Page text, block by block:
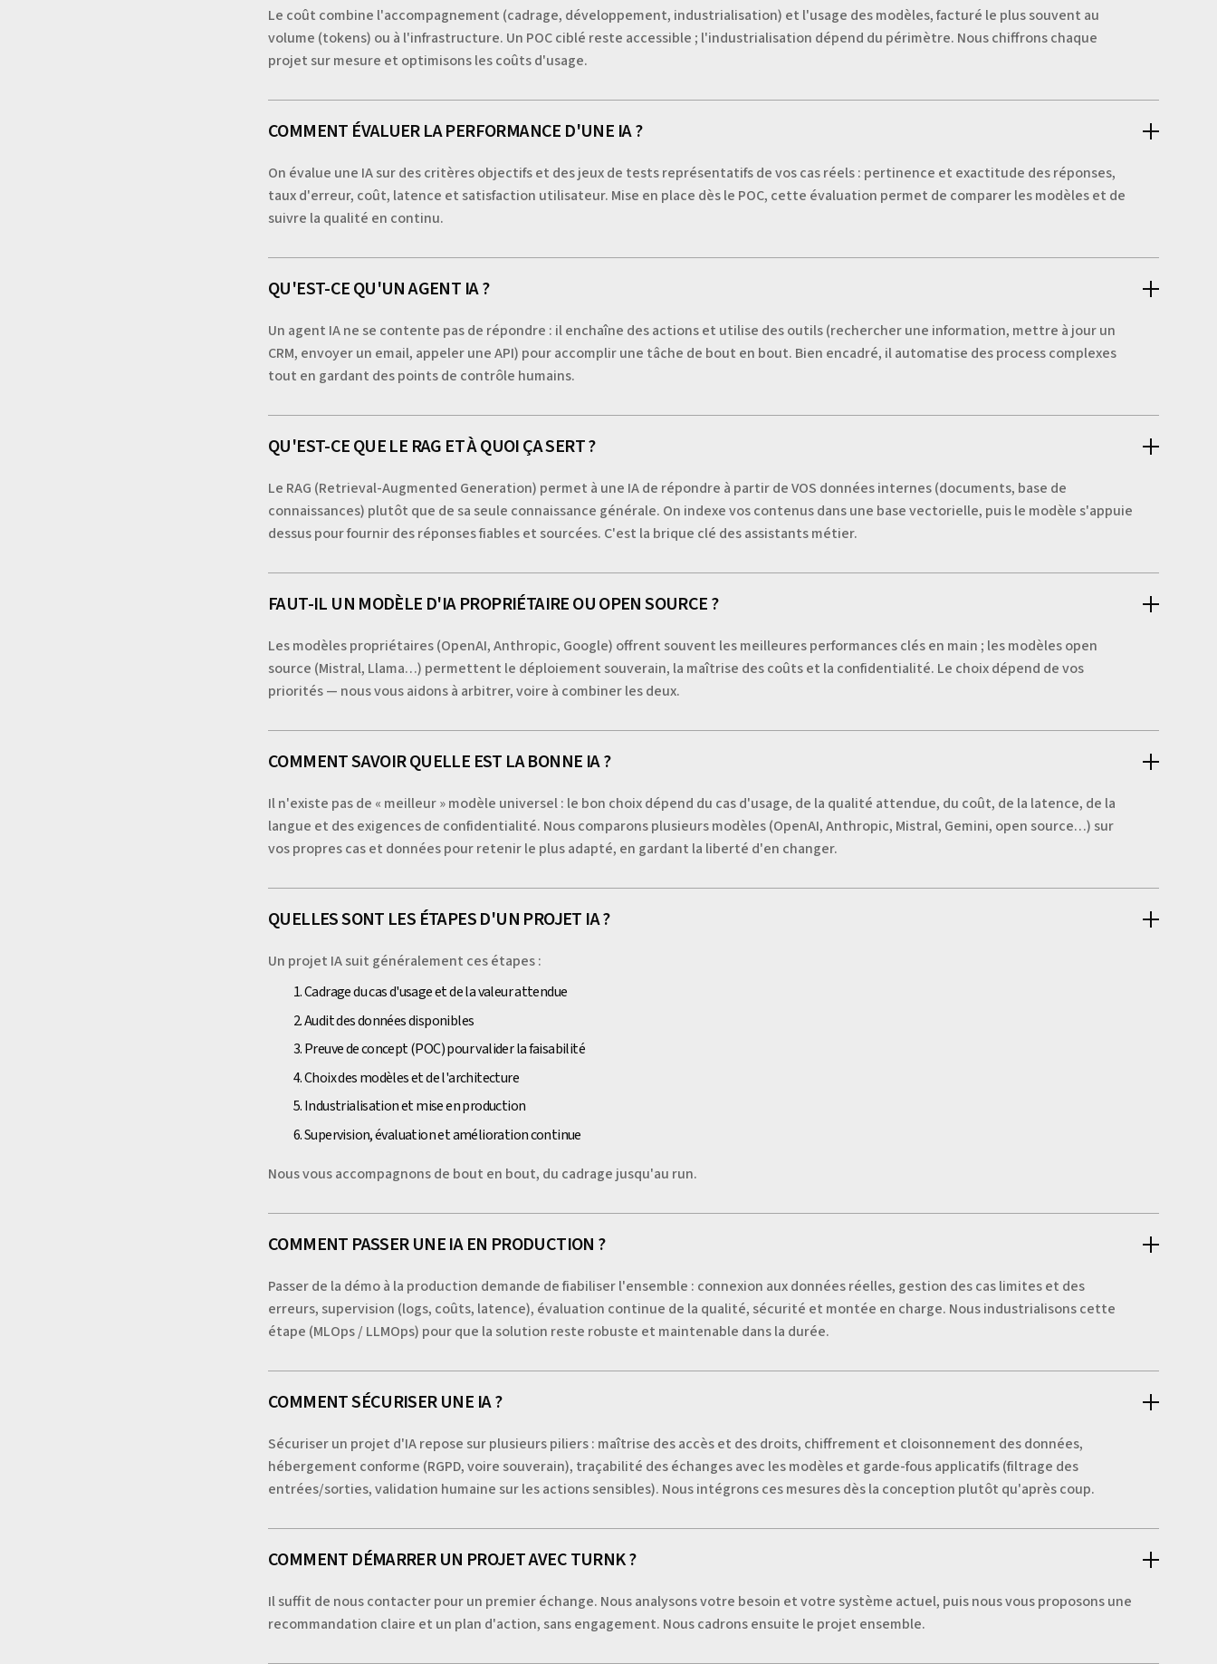
Le coût combine l'accompagnement (cadrage, développement, industrialisation) et l'usage des modèles, facturé le plus souvent au
volume (tokens) ou à l'infrastructure. Un POC ciblé reste accessible ; l'industrialisation dépend du périmètre. Nous chiffrons chaque
projet sur mesure et optimisons les coûts d'usage.
COMMENT ÉVALUER LA PERFORMANCE D'UNE IA ?
On évalue une IA sur des critères objectifs et des jeux de tests représentatifs de vos cas réels : pertinence et exactitude des réponses,
taux d'erreur, coût, latence et satisfaction utilisateur. Mise en place dès le POC, cette évaluation permet de comparer les modèles et de
suivre la qualité en continu.
QU'EST-CE QU'UN AGENT IA ?
Un agent IA ne se contente pas de répondre : il enchaîne des actions et utilise des outils (rechercher une information, mettre à jour un
CRM, envoyer un email, appeler une API) pour accomplir une tâche de bout en bout. Bien encadré, il automatise des process complexes
tout en gardant des points de contrôle humains.
QU'EST-CE QUE LE RAG ET À QUOI ÇA SERT ?
Le RAG (Retrieval-Augmented Generation) permet à une IA de répondre à partir de VOS données internes (documents, base de
connaissances) plutôt que de sa seule connaissance générale. On indexe vos contenus dans une base vectorielle, puis le modèle s'appuie
dessus pour fournir des réponses fiables et sourcées. C'est la brique clé des assistants métier.
FAUT-IL UN MODÈLE D'IA PROPRIÉTAIRE OU OPEN SOURCE ?
Les modèles propriétaires (OpenAI, Anthropic, Google) offrent souvent les meilleures performances clés en main ; les modèles open
source (Mistral, Llama…) permettent le déploiement souverain, la maîtrise des coûts et la confidentialité. Le choix dépend de vos
priorités — nous vous aidons à arbitrer, voire à combiner les deux.
COMMENT SAVOIR QUELLE EST LA BONNE IA ?
Il n'existe pas de « meilleur » modèle universel : le bon choix dépend du cas d'usage, de la qualité attendue, du coût, de la latence, de la
langue et des exigences de confidentialité. Nous comparons plusieurs modèles (OpenAI, Anthropic, Mistral, Gemini, open source…) sur
vos propres cas et données pour retenir le plus adapté, en gardant la liberté d'en changer.
QUELLES SONT LES ÉTAPES D'UN PROJET IA ?
Un projet IA suit généralement ces étapes :
Cadrage du cas d'usage et de la valeur attendue
Audit des données disponibles
Preuve de concept (POC) pour valider la faisabilité
Choix des modèles et de l'architecture
Industrialisation et mise en production
Supervision, évaluation et amélioration continue
Nous vous accompagnons de bout en bout, du cadrage jusqu'au run.
COMMENT PASSER UNE IA EN PRODUCTION ?
Passer de la démo à la production demande de fiabiliser l'ensemble : connexion aux données réelles, gestion des cas limites et des
erreurs, supervision (logs, coûts, latence), évaluation continue de la qualité, sécurité et montée en charge. Nous industrialisons cette
étape (MLOps / LLMOps) pour que la solution reste robuste et maintenable dans la durée.
COMMENT SÉCURISER UNE IA ?
Sécuriser un projet d'IA repose sur plusieurs piliers : maîtrise des accès et des droits, chiffrement et cloisonnement des données,
hébergement conforme (RGPD, voire souverain), traçabilité des échanges avec les modèles et garde-fous applicatifs (filtrage des
entrées/sorties, validation humaine sur les actions sensibles). Nous intégrons ces mesures dès la conception plutôt qu'après coup.
COMMENT DÉMARRER UN PROJET AVEC TURNK ?
Il suffit de nous contacter pour un premier échange. Nous analysons votre besoin et votre système actuel, puis nous vous proposons une
recommandation claire et un plan d'action, sans engagement. Nous cadrons ensuite le projet ensemble.